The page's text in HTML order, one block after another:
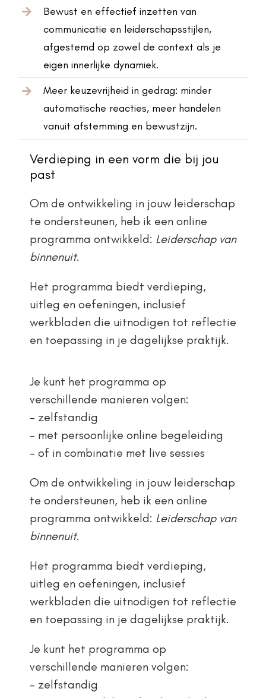
Bewust en effectief inzetten van
communicatie en leiderschapsstijlen,
afgestemd op zowel de context als je
eigen innerlijke dynamiek.
Meer keuzevrijheid in gedrag: minder
automatische reacties, meer handelen
vanuit afstemming en bewustzijn.
Verdieping in een vorm die bij jou
past
Om de ontwikkeling in jouw leiderschap
te ondersteunen, heb ik een online
programma ontwikkeld: Leiderschap van
binnenuit.
Het programma biedt verdieping,
uitleg en oefeningen, inclusief
werkbladen die uitnodigen tot reflectie
en toepassing in je dagelijkse praktijk.
Je kunt het programma op
verschillende manieren volgen:
– zelfstandig
– met persoonlijke online begeleiding
– of in combinatie met live sessies
Om de ontwikkeling in jouw leiderschap
te ondersteunen, heb ik een online
programma ontwikkeld: Leiderschap van
binnenuit.
Het programma biedt verdieping,
uitleg en oefeningen, inclusief
werkbladen die uitnodigen tot reflectie
en toepassing in je dagelijkse praktijk.
Je kunt het programma op
verschillende manieren volgen:
– zelfstandig